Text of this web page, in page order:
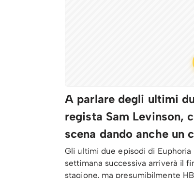
A parlare degli ultimi
regista Sam Levinson,
scena dando anche un
Gli ultimi due episodi di
settimana successiva arriverà il
stagione, ma presumibilmente